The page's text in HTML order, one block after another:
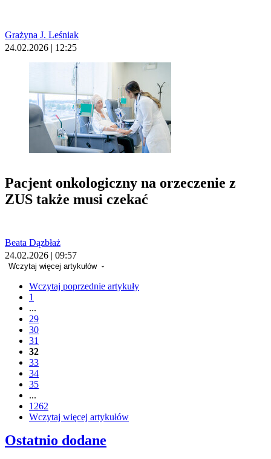
Grażyna J. Leśniak
24.02.2026 | 12:25
Pacjent onkologiczny na orzeczenie z
ZUS także musi czekać
Beata Dązbłaż
24.02.2026 | 09:57
Wczytaj więcej artykułów
Wczytaj poprzednie artykuły
1
...
29
30
31
32
33
34
35
...
1262
Wczytaj więcej artykułów
Ostatnio dodane